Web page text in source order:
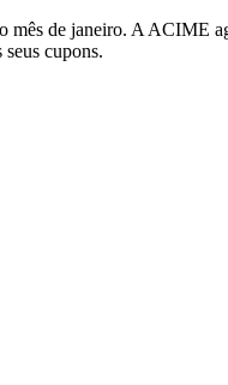
mês de janeiro. A ACIME
seus cupons.